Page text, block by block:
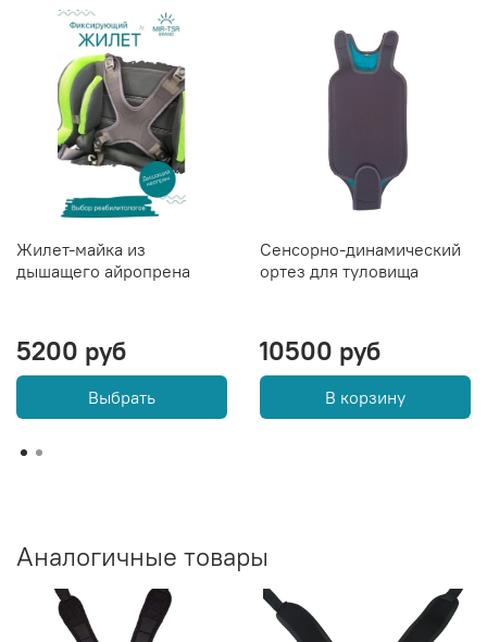
Жилет-майка из
дышащего айропрена
5200 руб
Выбрать
Сенсорно-динамический
ортез для туловища
10500 руб
В корзину
Аналогичные товары